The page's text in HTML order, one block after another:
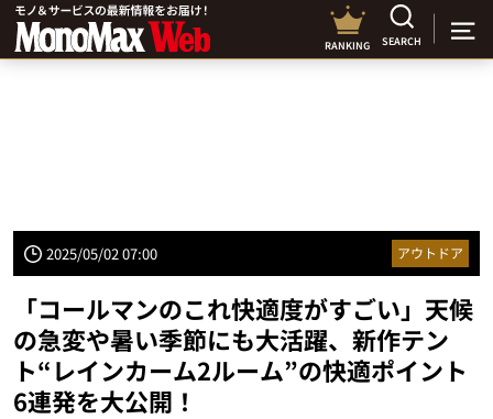
RANKING SEARCH
2025/05/02 07:00 アウトドア
「コールマンのこれ快適度がすごい」天候
の急変や暑い季節にも大活躍、新作テン
ト“レインカーム2ルーム”の快適ポイント
6連発を大公開！